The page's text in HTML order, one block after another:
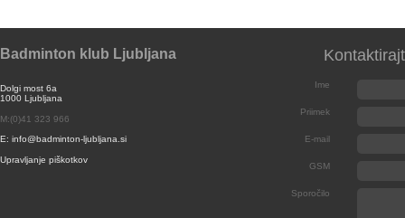
Badminton klub Ljubljana
Dolgi most 6a
1000 Ljubljana
M:(0)41 323 966
E: info@badminton-ljubljana.si
Upravljanje piškotkov
Ime
Priimek
E-mail
GSM
Sporočilo